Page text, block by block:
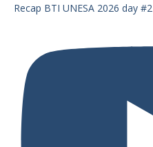
Recap BTI UNESA 2026 day #2